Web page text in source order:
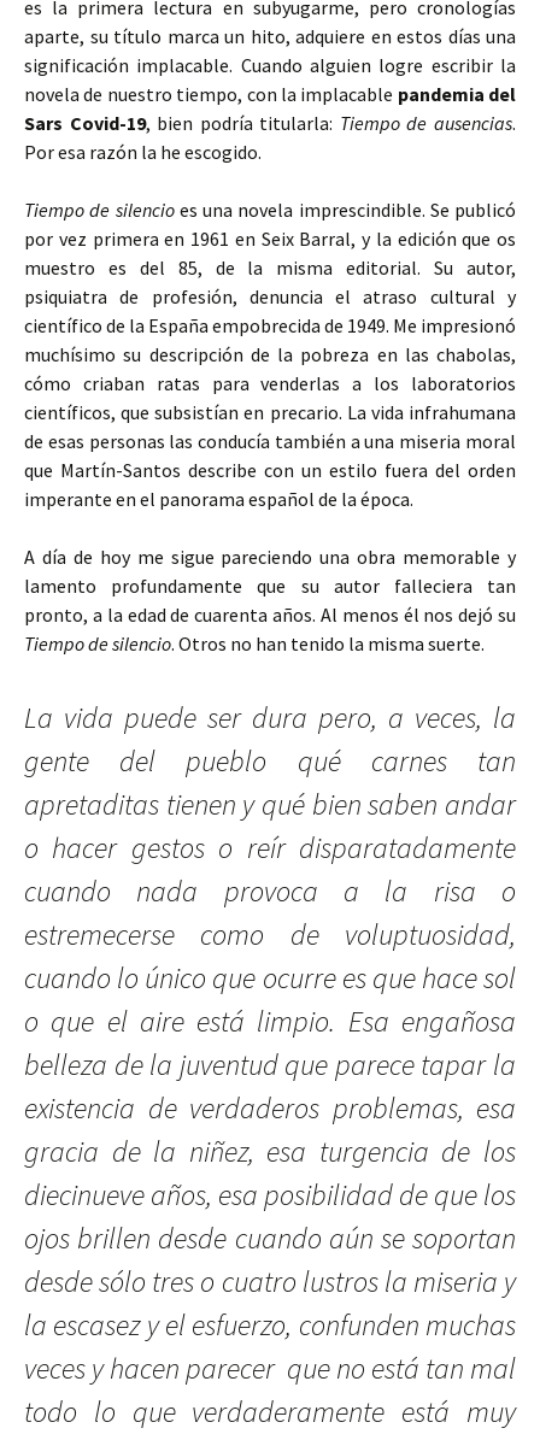
es la primera lectura en subyugarme, pero cronologías
aparte, su título marca un hito, adquiere en estos días una
significación implacable. Cuando alguien logre escribir la
novela de nuestro tiempo, con la implacable pandemia del
Sars Covid-19, bien podría titularla: Tiempo de ausencias.
Por esa razón la he escogido.
Tiempo de silencioes una novela imprescindible. Se publicó
por vez primera en 1961 en Seix Barral, y la edición que os
muestro es del 85, de la misma editorial. Su autor,
psiquiatra de profesión, denuncia el atraso cultural y
científico de la España empobrecida de 1949. Me impresionó
muchísimo su descripción de la pobreza en las chabolas,
cómo criaban ratas para venderlas a los laboratorios
científicos, que subsistían en precario. La vida infrahumana
de esas personas las conducía también a una miseria moral
que Martín-Santos describe con un estilo fuera del orden
imperante en el panorama español de la época.
A día de hoy me sigue pareciendo una obra memorable y
lamento profundamente que su autor falleciera tan
pronto, a la edad de cuarenta años. Al menos él nos dejó su
Tiempo de silencio. Otros no han tenido la misma suerte.
La vida puede ser dura pero, a veces, la
gente del pueblo qué carnes tan
apretaditas tienen y qué bien saben andar
o hacer gestos o reír disparatadamente
cuando nada provoca a la risa o
estremecerse como de voluptuosidad,
cuando lo único que ocurre es que hace sol
o que el aire está limpio. Esa engañosa
belleza de la juventud que parece tapar la
existencia de verdaderos problemas, esa
gracia de la niñez, esa turgencia de los
diecinueve años, esa posibilidad de que los
ojos brillen desde cuando aún se soportan
desde sólo tres o cuatro lustros la miseria y
la escasez y el esfuerzo, confunden muchas
veces y hacen parecer que no está tan mal
todo lo que verdaderamente está muy